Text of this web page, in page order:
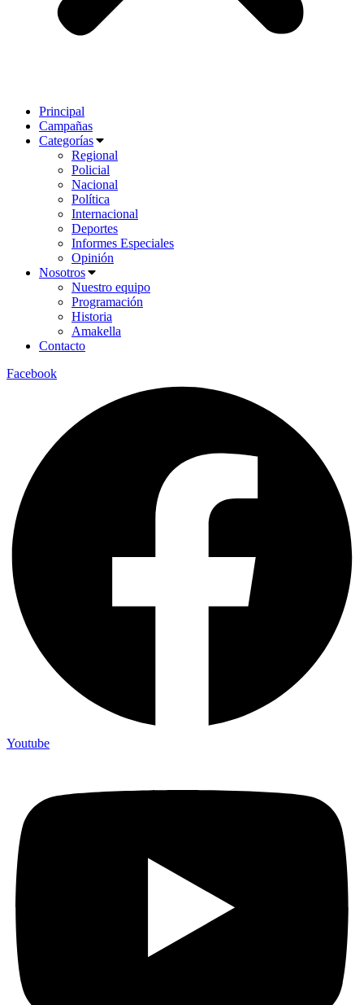
Principal
Campañas
Categorías
Regional
Policial
Nacional
Política
Internacional
Deportes
Informes Especiales
Opinión
Nosotros
Nuestro equipo
Programación
Historia
Amakella
Contacto
Facebook
Youtube